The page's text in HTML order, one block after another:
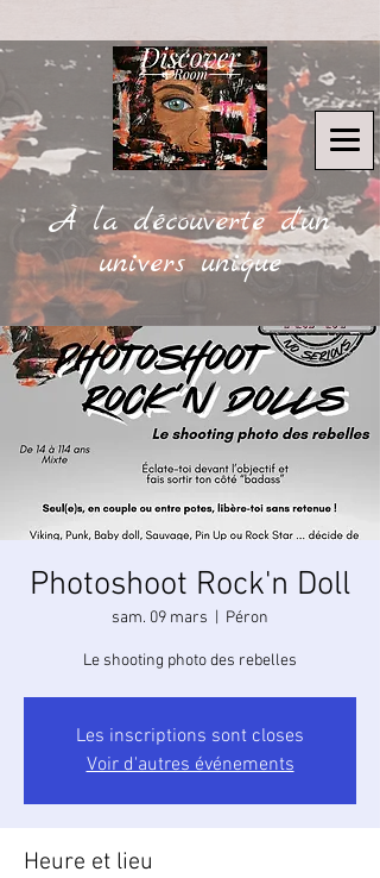
À la découverte d'un
univers unique
Photoshoot Rock'n Doll
sam. 09 mars Péron
Le shooting photo des rebelles
Les inscriptions sont closes
Voir d'autres événements
Heure et lieu